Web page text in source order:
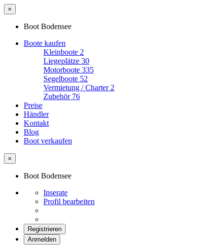
×
Boot Bodensee
Boote kaufen
Kleinboote 2
Liegeplätze 30
Motorboote 335
Segelboote 52
Vermietung / Charter 2
Zubehör 76
Preise
Händler
Kontakt
Blog
Boot verkaufen
×
Boot Bodensee
Inserate
Profil bearbeiten
Registrieren
Anmelden